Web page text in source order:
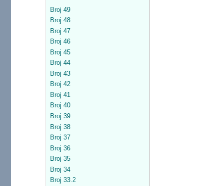
Broj 49
Broj 48
Broj 47
Broj 46
Broj 45
Broj 44
Broj 43
Broj 42
Broj 41
Broj 40
Broj 39
Broj 38
Broj 37
Broj 36
Broj 35
Broj 34
Broj 33.2